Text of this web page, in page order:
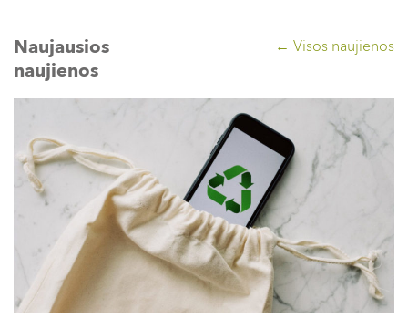
Naujausios
naujienos
← Visos naujienos